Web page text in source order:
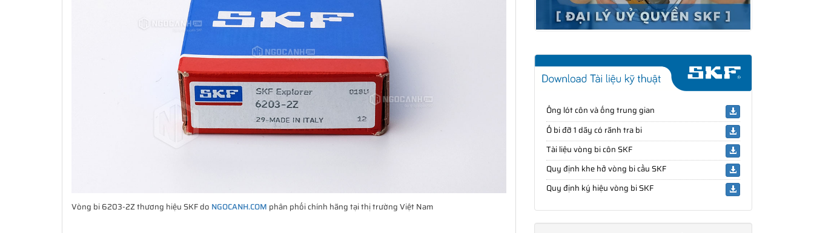
Vòng bi 6203-2Z thương hiệu SKF do NGOCANH.COM phân phối chính hãng tại thị trường Việt Nam
Ống lót côn và ống trung gian
Ổ bi đỡ 1 dãy có rãnh tra bi
Tài liệu vòng bi côn SKF
Quy định khe hở vòng bi cầu SKF
Quy định ký hiệu vòng bi SKF